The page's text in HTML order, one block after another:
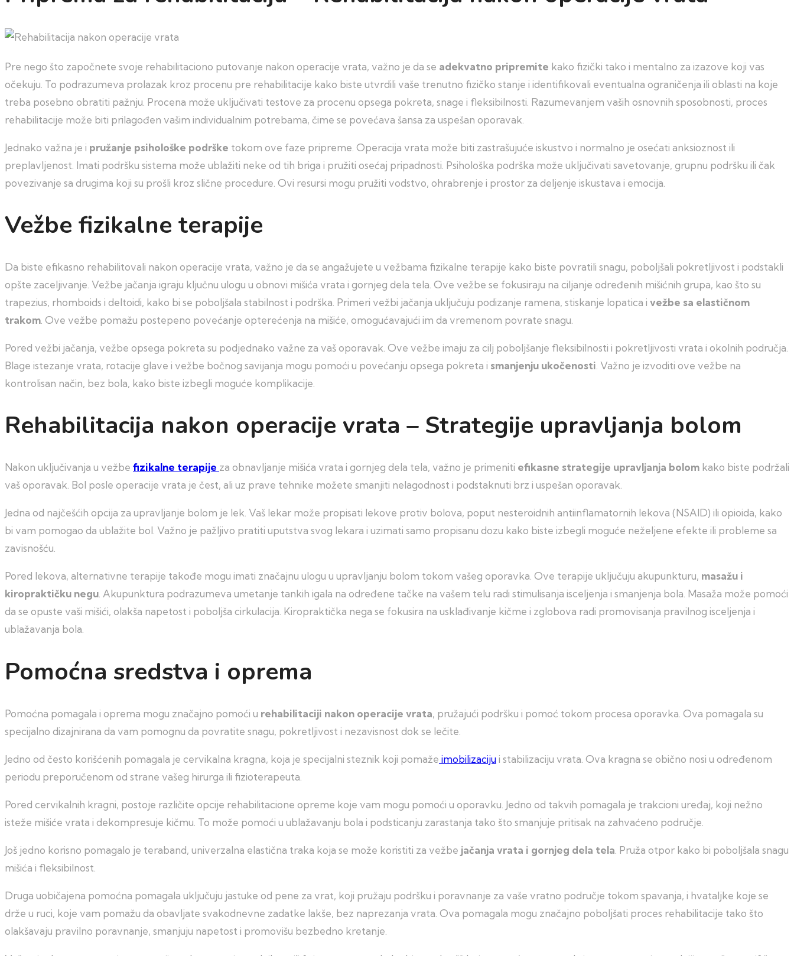
Pre nego što započnete svoje rehabilitaciono putovanje nakon operacije vrata, važno je da se adekvatno pripremite kako fizički tako i mentalno za izazove koji vas
očekuju. To podrazumeva prolazak kroz procenu pre rehabilitacije kako biste utvrdili vaše trenutno fizičko stanje i identifikovali eventualna ograničenja ili oblasti na koje
treba posebno obratiti pažnju. Procena može uključivati testove za procenu opsega pokreta, snage i fleksibilnosti. Razumevanjem vaših osnovnih sposobnosti, proces
rehabilitacije može biti prilagođen vašim individualnim potrebama, čime se povećava šansa za uspešan oporavak.
Jednako važna je i pružanje psihološke podrške tokom ove faze pripreme. Operacija vrata može biti zastrašujuće iskustvo i normalno je osećati anksioznost ili
preplavljenost. Imati podršku sistema može ublažiti neke od tih briga i pružiti osećaj pripadnosti. Psihološka podrška može uključivati savetovanje, grupnu podršku ili čak
povezivanje sa drugima koji su prošli kroz slične procedure. Ovi resursi mogu pružiti vodstvo, ohrabrenje i prostor za deljenje iskustava i emocija.
Vežbe fizikalne terapije
Da biste efikasno rehabilitovali nakon operacije vrata, važno je da se angažujete u vežbama fizikalne terapije kako biste povratili snagu, poboljšali pokretljivost i podstakli
opšte zaceljivanje. Vežbe jačanja igraju ključnu ulogu u obnovi mišića vrata i gornjeg dela tela. Ove vežbe se fokusiraju na ciljanje određenih mišićnih grupa, kao što su
trapezius, rhomboids i deltoidi, kako bi se poboljšala stabilnost i podrška. Primeri vežbi jačanja uključuju podizanje ramena, stiskanje lopatica i vežbe sa elastičnom
trakom . Ove vežbe pomažu postepeno povećanje opterećenja na mišiće, omogućavajući im da vremenom povrate snagu.
Pored vežbi jačanja, vežbe opsega pokreta su podjednako važne za vaš oporavak. Ove vežbe imaju za cilj poboljšanje fleksibilnosti i pokretljivosti vrata i okolnih područja.
Blage istezanje vrata, rotacije glave i vežbe bočnog savijanja mogu pomoći u povećanju opsega pokreta i smanjenju ukočenosti . Važno je izvoditi ove vežbe na
kontrolisan način, bez bola, kako biste izbegli moguće komplikacije.
Rehabilitacija nakon operacije vrata – Strategije upravljanja bolom
Nakon uključivanja u vežbe fizikalne terapije za obnavljanje mišića vrata i gornjeg dela tela, važno je primeniti efikasne strategije upravljanja bolom kako biste podržali
vaš oporavak. Bol posle operacije vrata je čest, ali uz prave tehnike možete smanjiti nelagodnost i podstaknuti brz i uspešan oporavak.
Jedna od najčešćih opcija za upravljanje bolom je lek. Vaš lekar može propisati lekove protiv bolova, poput nesteroidnih antiinflamatornih lekova (NSAID) ili opioida, kako
bi vam pomogao da ublažite bol. Važno je pažljivo pratiti uputstva svog lekara i uzimati samo propisanu dozu kako biste izbegli moguće neželjene efekte ili probleme sa
zavisnošću.
Pored lekova, alternativne terapije takođe mogu imati značajnu ulogu u upravljanju bolom tokom vašeg oporavka. Ove terapije uključuju akupunkturu, masažu i
kiropraktičku negu. Akupunktura podrazumeva umetanje tankih igala na određene tačke na vašem telu radi stimulisanja isceljenja i smanjenja bola. Masaža može pomoći
da se opuste vaši mišići, olakša napetost i poboljša cirkulacija. Kiropraktička nega se fokusira na usklađivanje kičme i zglobova radi promovisanja pravilnog isceljenja i
ublažavanja bola.
Pomoćna sredstva i oprema
Pomoćna pomagala i oprema mogu značajno pomoći u rehabilitaciji nakon operacije vrata, pružajući podršku i pomoć tokom procesa oporavka. Ova pomagala su
specijalno dizajnirana da vam pomognu da povratite snagu, pokretljivost i nezavisnost dok se lečite.
Jedno od često korišćenih pomagala je cervikalna kragna, koja je specijalni steznik koji pomaže imobilizacijui stabilizaciju vrata. Ova kragna se obično nosi u određenom
periodu preporučenom od strane vašeg hirurga ili fizioterapeuta.
Pored cervikalnih kragni, postoje različite opcije rehabilitacione opreme koje vam mogu pomoći u oporavku. Jedno od takvih pomagala je trakcioni uređaj, koji nežno
isteže mišiće vrata i dekompresuje kičmu. To može pomoći u ublažavanju bola i podsticanju zarastanja tako što smanjuje pritisak na zahvaćeno područje.
Još jedno korisno pomagalo je teraband, univerzalna elastična traka koja se može koristiti za vežbe jačanja vrata i gornjeg dela tela . Pruža otpor kako bi poboljšala snagu
mišića i fleksibilnost.
Druga uobičajena pomoćna pomagala uključuju jastuke od pene za vrat, koji pružaju podršku i poravnanje za vaše vratno područje tokom spavanja, i hvataljke koje se
drže u ruci, koje vam pomažu da obavljate svakodnevne zadatke lakše, bez naprezanja vrata. Ova pomagala mogu značajno poboljšati proces rehabilitacije tako što
olakšavaju pravilno poravnanje, smanjuju napetost i promovišu bezbedno kretanje.